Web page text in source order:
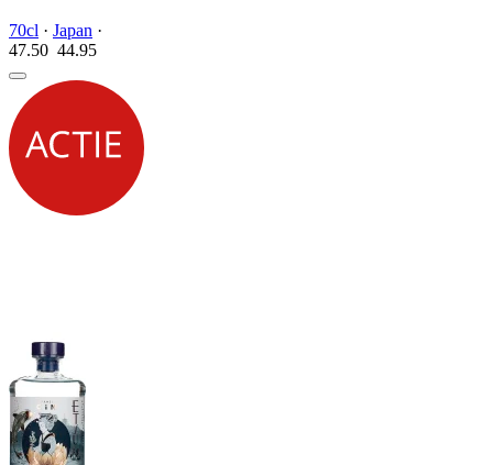
70cl · Japan ·
47.50 44.95